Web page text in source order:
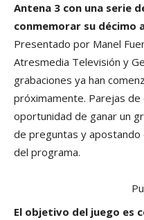
Antena 3 con una serie
conmemorar su décimo
Presentado por Manel
Atresmedia Televisión y
grabaciones ya han
próximamente. Parejas
oportunidad de ganar un
de preguntas y apostando
del programa.
El objetivo del juego es